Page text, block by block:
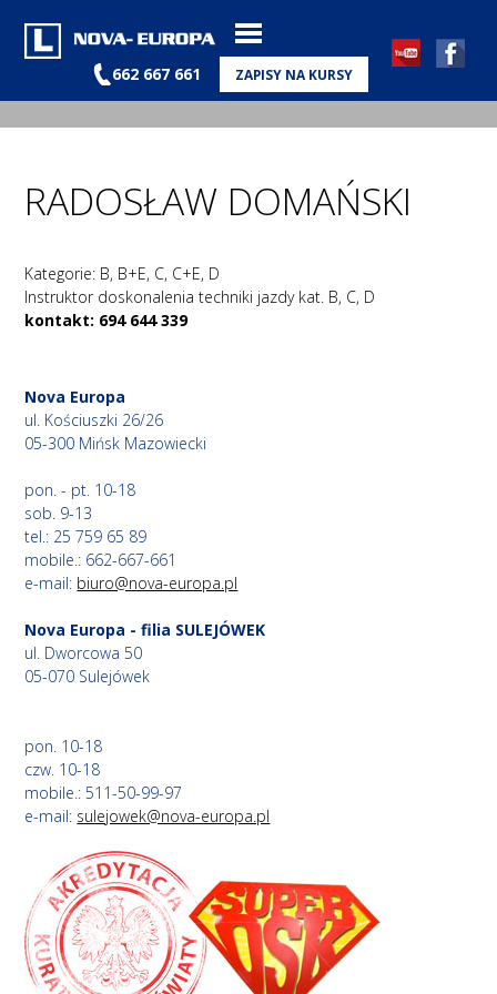
662 667 661 ZAPISY NA KURSY
RADOSŁAW DOMAŃSKI
Kategorie: B, B+E, C, C+E, D
Instruktor doskonalenia techniki jazdy kat. B, C, D
kontakt: 694 644 339
Nova Europa
ul. Kościuszki 26/26
05-300 Mińsk Mazowiecki
pon. - pt. 10-18
sob. 9-13
tel.: 25 759 65 89
mobile.: 662-667-661
e-mail: biuro@nova-europa.pl
Nova Europa - filia SULEJÓWEK
ul. Dworcowa 50
05-070 Sulejówek
pon. 10-18
czw. 10-18
mobile.: 511-50-99-97
e-mail: sulejowek@nova-europa.pl